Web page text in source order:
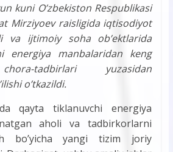
kuni Oʼzbekiston Respublikasi
Mirziyoev raisligida iqtisodiyot
va ijtimoiy soha obʼektlarida
energiya manbalaridan keng
tadbirlari yuzasidan
oʼtkazildi.
qayta tiklanuvchi energiya
aholi va tadbirkorlarni
boʼyicha yangi tizim joriy